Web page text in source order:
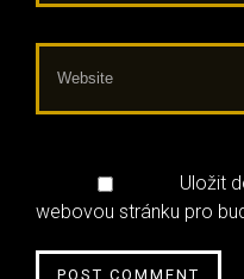
Uložit
webovou stránku pro